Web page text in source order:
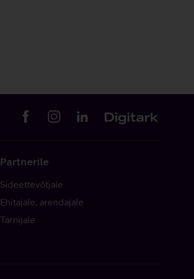
Partnerile
Sideettevõtjale
Ehitajale, arendajale
Tarnijale